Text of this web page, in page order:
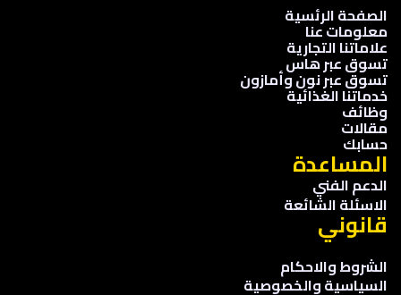
الصفحة الرئسية
معلومات عنا
علاماتنا التجارية
تسوق عبر هاس
تسوق عبر نون وأمازون
خدماتنا الغذائية
وظائف
مقالات
حسابك
المساعدة
الدعم الفني
الاسئلة الشائعة
قانوني
الشروط والاحكام
السياسية والخصوصية